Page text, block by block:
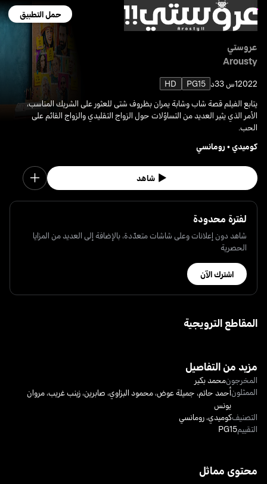
حمل التطبيق
عروستي
Arousty
20221س 33د PG15
HD
يتابع الفيلم قصة شاب وشابة يمران بظروف شتى للعثور على الشريك المناسب،
الأمر الذي يثير العديد من التساؤلات حول الزواج التقليدي والزواج القائم على
الحب.
كوميدي•رومانسي
شاهد
لفترة محدودة
شاهد دون إعلانات وعلى شاشات متعدّدة، بالإضافة إلى العديد من المزايا
الحصرية
اشترك الآن
المقاطع الترويجية
مزيد من التفاصيل
المخرجونمحمد بكير
الممثلونأحمد حاتم، جميلة عوض،محمود البزاوي، صابرين،زينب غريب،مروان
يونس
التصنيفكوميدي،رومانسي
التقييمPG15
محتوى مماثل